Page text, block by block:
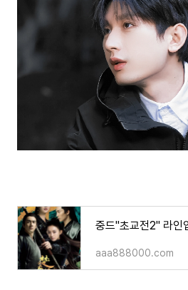
aaa888000.com